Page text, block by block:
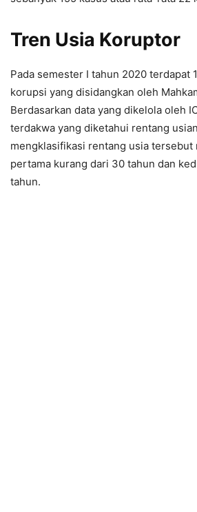
Tren Usia Koruptor
Pada semester I tahun 2020 terdapat
korupsi yang disidangkan oleh
Berdasarkan data yang dikelola oleh
terdakwa yang diketahui rentang
mengklasifikasi rentang usia tersebut
pertama kurang dari 30 tahun dan
tahun.